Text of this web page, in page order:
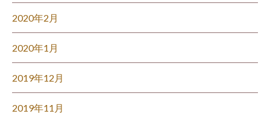
2020年2月
2020年1月
2019年12月
2019年11月